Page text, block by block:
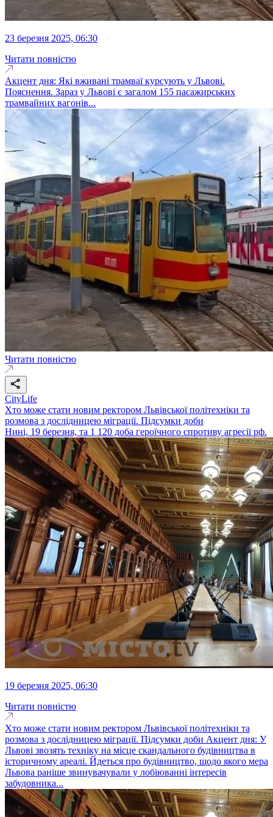
23 березня 2025, 06:30
Читати повністю
Акцент дня: Які вживані трамваї курсують у Львові.
Пояснення. Зараз у Львові є загалом 155 пасажирських
трамвайних вагонів...
Читати повністю
CityLife
Хто може стати новим ректором Львівської політехніки та
розмова з дослідницею міграції. Підсумки доби
Нині, 19 березня, та 1 120 доба героїчного спротиву агресії рф.
19 березня 2025, 06:30
Читати повністю
Хто може стати новим ректором Львівської політехніки та
розмова з дослідницею міграції. Підсумки доби Акцент дня: У
Львові звозять техніку на місце скандального будівництва в
історичному ареалі. Йдеться про будівництво, щодо якого мера
Львова раніше звинувачували у лобіюванні інтересів
забудовника...